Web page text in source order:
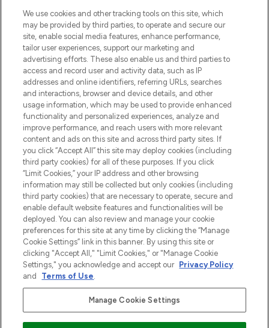
Bądź pierwszą osobą, która dowie się o
najnowszych produktach, od niszowych i
uznanych marek, sezonowych trendach i
otrzyma ekskluzywne artykuły redakcyjne
z Sunday Supplement.
Zgoda na pliki cookie
Do Not Sell or Share My Personal
Information
POMOC & INFORMACJE
WAŻNE INFORMACJE
O LOOKFANTASTIC
Płać bezpiecznie za pomocą
We use cookies and other tracking tools on this site, which
may be provided by third parties, to operate and secure our
site, enable social media features, enhance performance,
tailor user experiences, support our marketing and
advertising efforts. These also enable us and third parties to
access and record user and activity data, such as IP
addresses and online identifiers, referring URLs, searches
and interactions, browser and device details, and other
usage information, which may be used to provide enhanced
functionality and personalized experiences, analyze and
improve performance, and reach users with more relevant
content and ads on this site and across third party sites. If
you click “Accept All” this site may deploy cookies (including
third party cookies) for all of these purposes. If you click
“Limit Cookies,” your IP address and other browsing
information may still be collected but only cookies (including
third party cookies) that are necessary to operate, secure and
enable default website features and functionalities will be
deployed. You can also review and manage your cookie
preferences for this site at any time by clicking the “Manage
Cookie Settings” link in this banner. By using this site or
clicking "Accept All," "Limit Cookies," or "Manage Cookie
Settings," you acknowledge and accept our Privacy Policy
and
Terms of Use.
Manage Cookie Settings